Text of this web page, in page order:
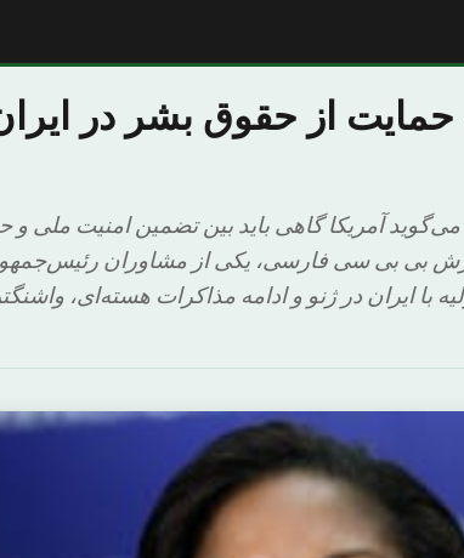
حمایت از حقوق بشر در
می‌گوید آمریکا گاهی باید بین تضمین امنیت ملی
بی بی سی فارسی، یکی از مشاوران
با ایران در ژنو و ادامه مذاکرات هسته‌ای،